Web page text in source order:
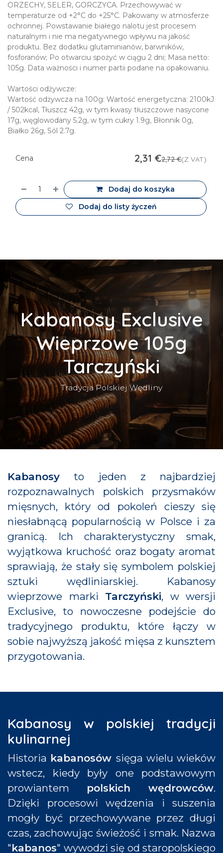
ORZECHY, SELER, GORCZYCA. Przechowywać w
temperaturze od +2°C do +25°C. Pakowany w atmosferze
ochronnej. Powstawanie białego nalotu jest procesem
naturalnym i nie ma negatywnego wpływu na jakość
produktu. Bez dodatku glutaminianów, barwników,
fosforanów; Po otwarciu spożyć w ciągu 2 dni; Masa netto:
105g. Data ważności i numer partii podane na opakowaniu.
Wartości odżywcze:
Wartość odżywcza na 100g: Wartość energetyczna: 2100kJ
/ 502kcal, Tłuszcz 42g, w tym kwasy tłuszczowe nasycone
17g, węglowodany 5.2g, w tym cukry 1.9g, Błonnik 0g,
Białko 26g, Sól 2.7g.
Dodaj do koszyka
Dodaj do listy życzeń
Cena 2,31 €2,72€(Z VAT)
Kabanosy Exclusive
Wieprzowe 105g
Tarczyński
Tradycja Polskiej Wędliny
Kabanosy to jeden z najbardziej
rozpoznawalnych polskich przysmaków
mięsnych, który od pokoleń cieszy się
niesłabnącą popularnością w Polsce i za
granicą. Ich charakterystyczny smak,
wyjątkowa kruchość oraz bogaty aromat
sprawiają, że stały się symbolem polskiej
sztuki wędliniarskiej. Kabanosy
wieprzowe marki Tarczyński, w wersji
Exclusive, to nowoczesne podejście do
tradycyjnego produktu, które łączy w
sobie najwyższą jakość mięsa z kunsztem
przygotowania.
Kabanosy w polskiej tradycji
kulinarnej
Historia kabanosów sięga wielu wieków
wstecz, kiedy były one podstawowym
prowiantem polskich wędrowców.
Dzięki procesowi wędzenia i suszenia
mogły być przechowywane przez długi
czas, zachowując świeżość i smak. Nazwa
"kabanos" wywodzi się od staropolskiego